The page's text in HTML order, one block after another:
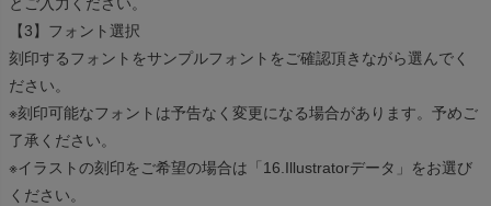
とご入力ください。
【3】フォント選択
刻印するフォントをサンプルフォントをご確認頂きながら選んでく
ださい。
※刻印可能なフォントは予告なく変更になる場合があります。予めご
了承ください。
※イラストの刻印をご希望の場合は「16.Illustratorデータ」をお選び
ください。